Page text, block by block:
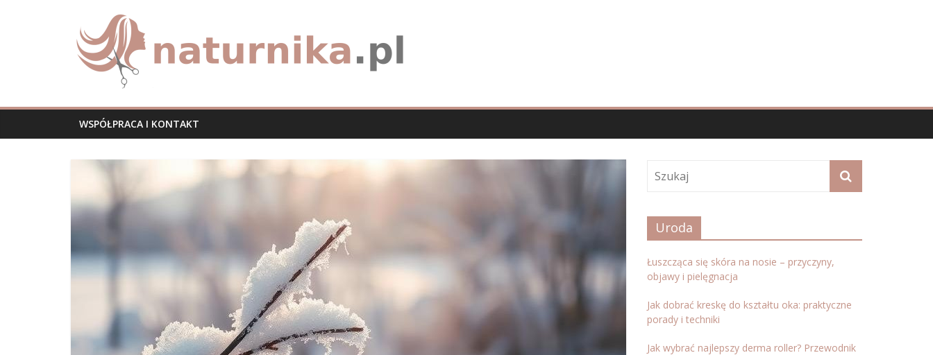
naturnika.pl
WSPÓŁPRACA I KONTAKT
Uroda
Łuszcząca się skóra na nosie – przyczyny,
objawy i pielęgnacja
Jak dobrać kreskę do kształtu oka: praktyczne
porady i techniki
Jak wybrać najlepszy derma roller? Przewodnik